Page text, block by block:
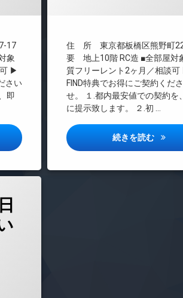
17
象
▶
さい
即
ルーム尾久詳しい情報
住 所 東京都板橋区熊野町
要 地上10階 RC造 ■全部屋対
質フリーレント2ヶ月／相談可
FIND特典でお得にご契約くだ
せ。 １.都内最安値での契約を
に提示致します。 ２.初 …
続きを読む リリ
インターネット無料
エレベーター
オートロック
デザイナーズ
ペット可
宅配ボックス
敷地内ゴミ置き場